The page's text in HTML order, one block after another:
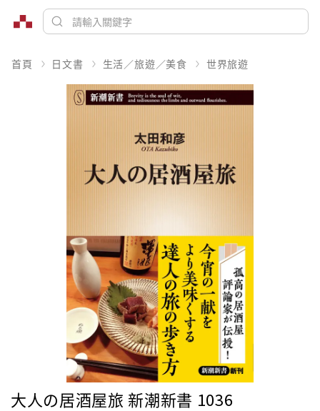
首頁 日文書 生活／旅遊／美食 世界旅遊
大人の居酒屋旅 新潮新書 1036